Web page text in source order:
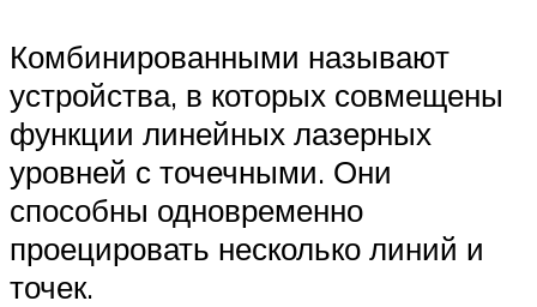
Комбинированными называют
устройства, в которых совмещены
функции линейных лазерных
уровней с точечными. Они
способны одновременно
проецировать несколько линий и
точек.